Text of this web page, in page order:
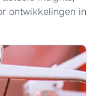
ontwikkelingen in